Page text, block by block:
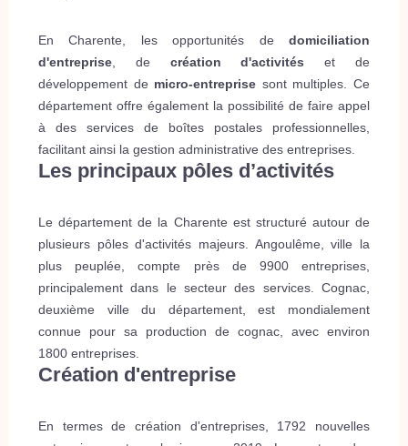
En Charente, les opportunités de domiciliation
d'entreprise , de création d'activités et de
développement de micro-entreprise sont multiples. Ce
département offre également la possibilité de faire appel
à des services de boîtes postales professionnelles,
facilitant ainsi la gestion administrative des entreprises.
Les principaux pôles d’activités
Le département de la Charente est structuré autour de
plusieurs pôles d'activités majeurs. Angoulême, ville la
plus peuplée, compte près de 9900 entreprises,
principalement dans le secteur des services. Cognac,
deuxième ville du département, est mondialement
connue pour sa production de cognac, avec environ
1800 entreprises.
Création d'entreprise
En termes de création d'entreprises, 1792 nouvelles